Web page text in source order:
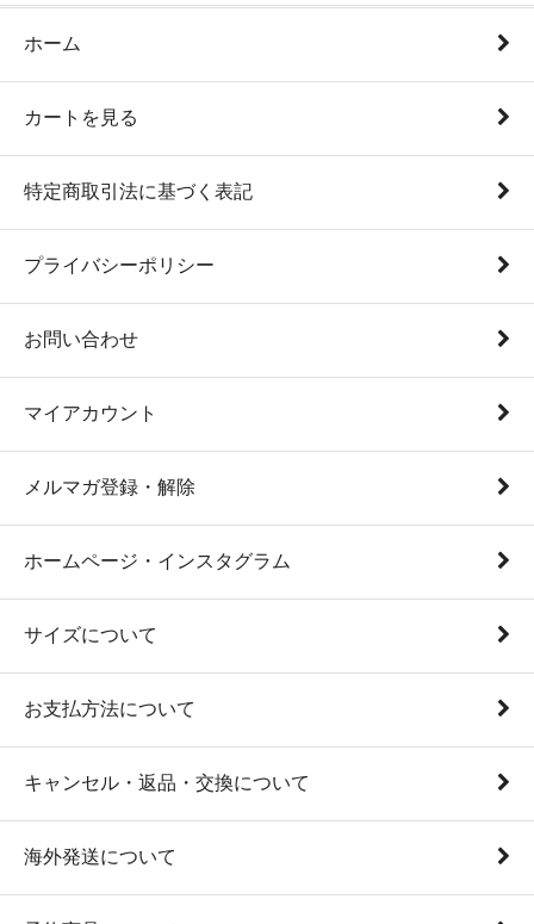
ホーム
カートを見る
特定商取引法に基づく表記
プライバシーポリシー
お問い合わせ
マイアカウント
メルマガ登録・解除
ホームページ・インスタグラム
サイズについて
お支払方法について
キャンセル・返品・交換について
海外発送について